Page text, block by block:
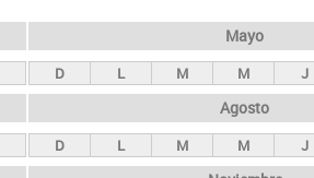
Mayo
D L M M J
Agosto
D L M M J